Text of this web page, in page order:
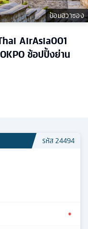
ป้อมฮวาซอง
AirAsia001
ช้อปปิ้งย่าน
รหัส24494